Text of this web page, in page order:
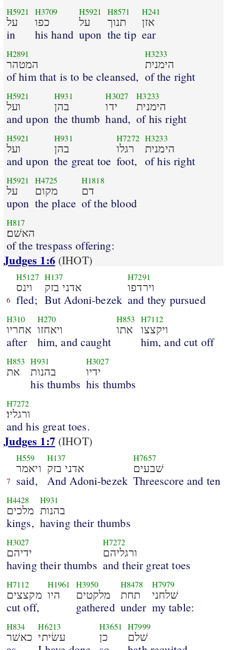
H5921
על
in
H3709
כפו
his hand
H5921
על
upon
H8571
תנוך
the tip
H241
אזן
ear
H2891
המטהר
of him that is to be cleansed,
H3233
הימנית
of the right
H5921
ועל
and upon
H931
בהן
the thumb
H3027
ידו
hand,
H3233
הימנית
of his right
H5921
ועל
and upon
H931
בהן
the great toe
H7272
רגלו
foot,
H3233
הימנית
of his right
H5921
על
upon
H4725
מקום
the place
H1818
דם
of the blood
H817
האשׁם׃
of the trespass offering:
Judges 1:6(IHOT)
6
H5127
וינס
fled;
H137
אדני בזק
But Adoni-bezek
H7291
וירדפו
and they pursued
H310
אחריו
after
H270
ויאחזו
him, and caught
H853
אתו
H7112
ויקצצו
him, and cut off
H853
את
H931
בהנות
his thumbs
H3027
ידיו
his thumbs
H7272
ורגליו׃
and his great toes.
Judges 1:7(IHOT)
7
H559
ויאמר
said,
H137
אדני בזק
And Adoni-bezek
H7657
שׁבעים
Threescore and ten
H4428
מלכים
kings,
H931
בהנות
having their thumbs
H3027
ידיהם
having their thumbs
H7272
ורגליהם
and their great toes
H7112
מקצצים
cut off,
H1961
היו
H3950
מלקטים
gathered
H8478
תחת
under
H7979
שׁלחני
my table:
H834
כאשׁר
H6213
עשׂיתי
H3651
כן
H7999
שׁלם